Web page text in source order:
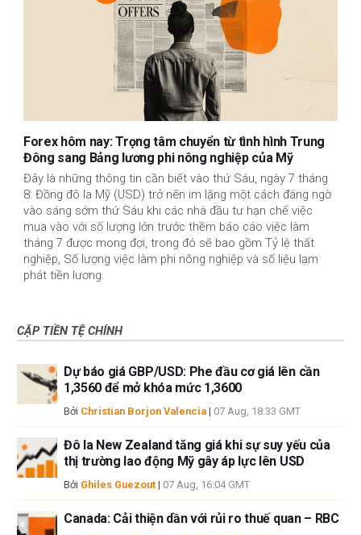
Forex hôm nay: Trọng tâm chuyển từ tình hình Trung
Đông sang Bảng lương phi nông nghiệp của Mỹ
Đây là những thông tin cần biết vào thứ Sáu, ngày 7 tháng
8: Đồng đô la Mỹ (USD) trở nên im lặng một cách đáng ngờ
vào sáng sớm thứ Sáu khi các nhà đầu tư hạn chế việc
mua vào với số lượng lớn trước thềm báo cáo việc làm
tháng 7 được mong đợi, trong đó sẽ bao gồm Tỷ lệ thất
nghiệp, Số lượng việc làm phi nông nghiệp và số liệu lạm
phát tiền lương.
CẶP TIỀN TỆ CHÍNH
Dự báo giá GBP/USD: Phe đầu cơ giá lên cần
1,3560 để mở khóa mức 1,3600
Bởi Christian Borjon Valencia | 07 Aug, 18:33 GMT
Đô la New Zealand tăng giá khi sự suy yếu của
thị trường lao động Mỹ gây áp lực lên USD
Bởi Ghiles Guezout | 07 Aug, 16:04 GMT
Canada: Cải thiện dần với rủi ro thuế quan – RBC